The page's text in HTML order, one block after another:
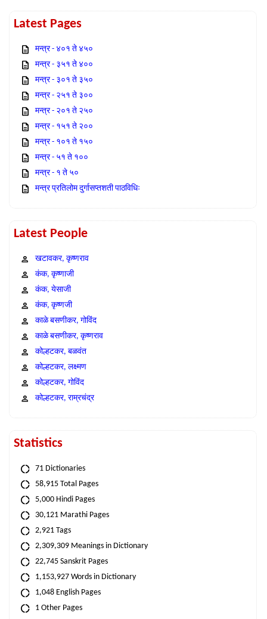
Latest Pages
मन्त्र - ४०१ ते ४५०
मन्त्र - ३५१ ते ४००
मन्त्र - ३०१ ते ३५०
मन्त्र - २५१ ते ३००
मन्त्र - २०१ ते २५०
मन्त्र - १५१ ते २००
मन्त्र - १०१ ते १५०
मन्त्र - ५१ ते १००
मन्त्र - १ ते ५०
मन्त्र प्रतिलोम दुर्गासप्तशती पाठविधिः
Latest People
खटावकर, कृष्णराव
कंक, कृष्णाजी
कंक, येसाजी
कंक, कृष्णजी
काळे बसणीकर, गोविंद
काळे बसणीकर, कृष्णराव
कोल्हटकर, बळवंत
कोल्हटकर, लक्ष्मण
कोल्हटकर, गोविंद
कोल्हटकर, राम्रचंद्र
Statistics
71 Dictionaries
58,915 Total Pages
5,000 Hindi Pages
30,121 Marathi Pages
2,921 Tags
2,309,309 Meanings in Dictionary
22,745 Sanskrit Pages
1,153,927 Words in Dictionary
1,048 English Pages
1 Other Pages